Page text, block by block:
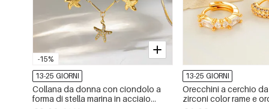
-15%
13-25 GIORNI
Collana da donna con ciondolo a
forma di stella marina in acciaio
13-25 GIORNI
Orecchini a cerchio
zirconi color rame e